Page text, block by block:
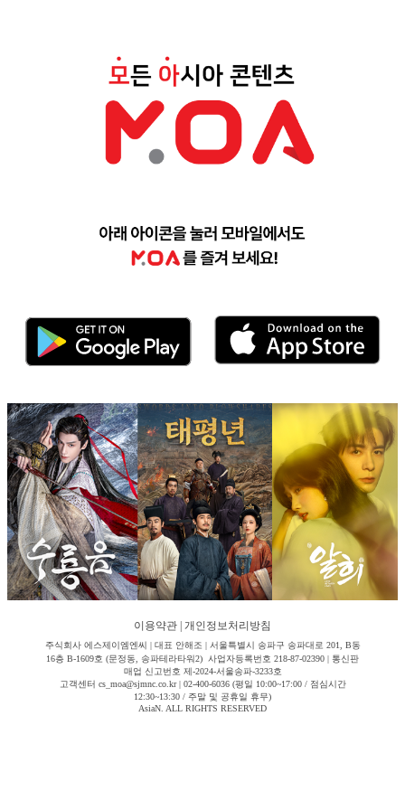
이용약관 개인정보처리방침
주식회사 에스제이엠엔씨 | 대표 안해조 | 서울특별시 송파구 송파대로 201, B동
16층 B-1609호 (문정동, 송파테라타워2) 사업자등록번호 218-87-02390 | 통신판
매업 신고번호 제-2024-서울송파-3233호
고객센터 cs_moa@sjmnc.co.kr | 02-400-6036 (평일 10:00~17:00 / 점심시간
12:30~13:30 / 주말 및 공휴일 휴무)
AsiaN. ALL RIGHTS RESERVED